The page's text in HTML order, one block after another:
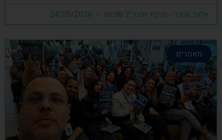
אלעד גרגיר - מייסד ומנכ"ל arcdb
מאמרים